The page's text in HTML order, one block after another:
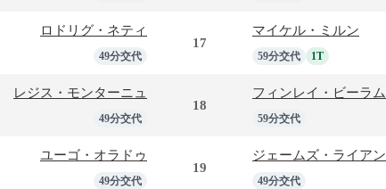
ロドリグ・ネティ
49分交代
17
マイケル・ミルン
59分交代 1T
レジス・モンターニュ
49分交代
18
フィンレイ・ビーラム
59分交代
ユーゴ・オラドゥ
49分交代
19
ジェームズ・ライアン
49分交代